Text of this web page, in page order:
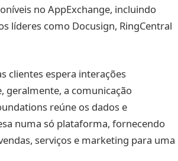
no AppExchange, incluindo
líderes como Docusign, RingCentral
clientes espera interações
geralmente, a comunicação
reúne os dados e
numa só plataforma, fornecendo
serviços e marketing para uma